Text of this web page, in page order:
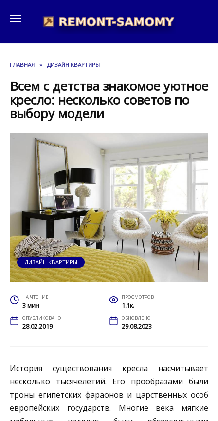
содержанию
ГЛАВНАЯ » ДИЗАЙН КВАРТИРЫ
Всем с детства знакомое уютное
кресло: несколько советов по
выбору модели
ДИЗАЙН КВАРТИРЫ
НА ЧТЕНИЕ
3 мин
ПРОСМОТРОВ
1.1к.
ОПУБЛИКОВАНО
28.02.2019
ОБНОВЛЕНО
29.08.2023
История существования кресла насчитывает
несколько тысячелетий. Его прообразами были
троны египетских фараонов и царственных особ
европейских государств. Многие века мягкие